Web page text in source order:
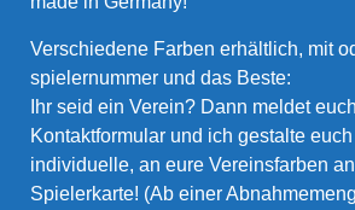
Verschiedene Farben erhältlich, mit
spielernummer und das Beste:
Ihr seid ein Verein? Dann meldet
Kontaktformular und ich gestalte
individuelle, an eure Vereinsfarben
Spielerkarte! (Ab einer